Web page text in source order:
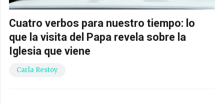
Cuatro verbos para nuestro tiempo: lo
que la visita del Papa revela sobre la
Iglesia que viene
Carla Restoy